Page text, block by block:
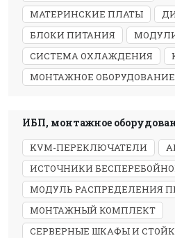
МАТЕРИНСКИЕ ПЛАТЫ
БЛОКИ ПИТАНИЯ
СИСТЕМА ОХЛАЖДЕНИЯ
МОНТАЖНОЕ ОБОРУДОВАНИЕ
ИБП, монтажное
KVM-ПЕРЕКЛЮЧАТЕЛИ
ИСТОЧНИКИ
МОДУЛЬ РАСПРЕДЕЛЕНИЯ
МОНТАЖНЫЙ КОМПЛЕКТ
СЕРВЕРНЫЕ ШКАФЫ И